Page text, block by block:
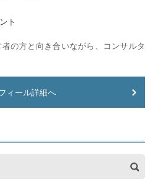
ト
の方と向き合いながら、コンサルタ
ィール詳細へ